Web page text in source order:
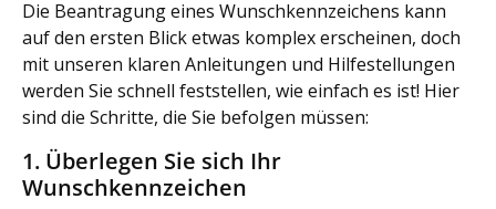
Die Beantragung eines Wunschkennzeichens kann
auf den ersten Blick etwas komplex erscheinen, doch
mit unseren klaren Anleitungen und Hilfestellungen
werden Sie schnell feststellen, wie einfach es ist! Hier
sind die Schritte, die Sie befolgen müssen:
1. Überlegen Sie sich Ihr
Wunschkennzeichen